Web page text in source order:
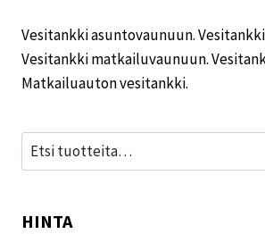
Vesitankki asuntovaunuun.
Vesitankki matkailuvaunuun.
Matkailuauton vesitankki.
Etsi:
HINTA